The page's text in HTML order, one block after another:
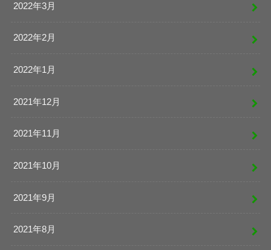
2022年3月
2022年2月
2022年1月
2021年12月
2021年11月
2021年10月
2021年9月
2021年8月